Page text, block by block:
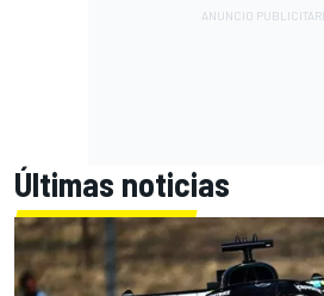
Últimas noticias